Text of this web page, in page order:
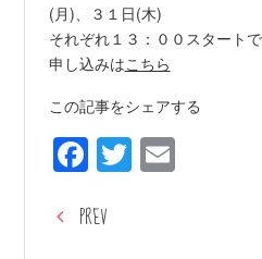
(月)、３１日(木)
それぞれ１３：００スタートで
申し込みはこちら
この記事をシェアする
Facebook
Twitter
Email
PREV